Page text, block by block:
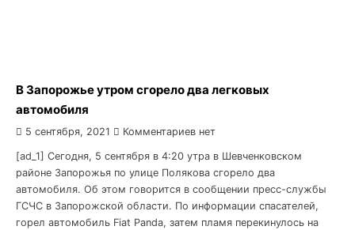
В Запорожье утром сгорело два легковых
автомобиля
5 сентября, 2021 Комментариев нет
[ad_1] Сегодня, 5 сентября в 4:20 утра в Шевченковском
районе Запорожья по улице Полякова сгорело два
автомобиля. Об этом говорится в сообщении пресс-службы
ГСЧС в Запорожской области. По информации спасателей,
горел автомобиль Fiat Panda, затем пламя перекинулось на